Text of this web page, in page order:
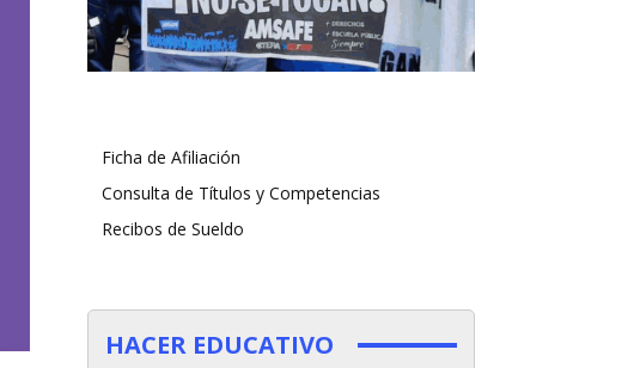
Ficha de Afiliación
Consulta de Títulos y Competencias
Recibos de Sueldo
HACER EDUCATIVO